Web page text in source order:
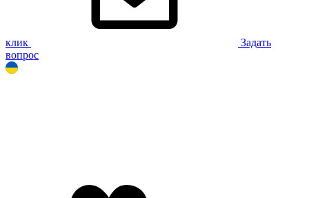
клик
Задать
вопрос